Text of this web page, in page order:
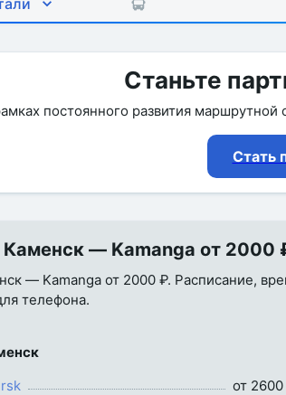
Станьте
постоянного развития
Стать
— Kamanga от 2000
— Kamanga от 2000 ₽. Расписание,
телефона.
от